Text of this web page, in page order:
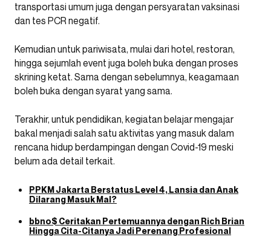
transportasi umum juga dengan persyaratan vaksinasi
dan tes PCR negatif.
Kemudian untuk pariwisata, mulai dari hotel, restoran,
hingga sejumlah event juga boleh buka dengan proses
skrining ketat. Sama dengan sebelumnya, keagamaan
boleh buka dengan syarat yang sama.
Terakhir, untuk pendidikan, kegiatan belajar mengajar
bakal menjadi salah satu aktivitas yang masuk dalam
rencana hidup berdampingan dengan Covid-19 meski
belum ada detail terkait.
PPKM Jakarta Berstatus Level 4, Lansia dan Anak
Dilarang Masuk Mal?
bbno$ Ceritakan Pertemuannya dengan Rich Brian
Hingga Cita-Citanya Jadi Perenang Profesional